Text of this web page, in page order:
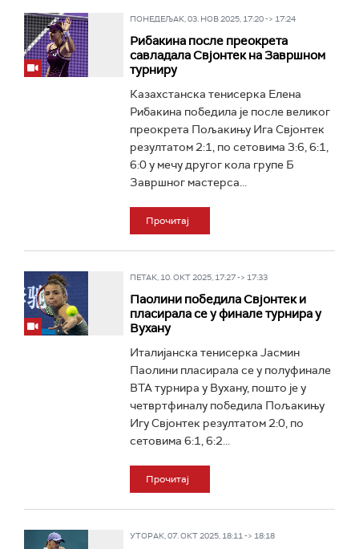
ПОНЕДЕЉАК, 03. НОВ 2025, 17:20 -> 17:24
Рибакина после преокрета
савладала Свјонтек на Завршном
турниру
Казахстанска тенисерка Елена
Рибакина победила је после великог
преокрета Пољакињу Ига Свјонтек
резултатом 2:1, по сетовима 3:6, 6:1,
6:0 у мечу другог кола групе Б
Завршног мастерса...
Прочитај
ПЕТАК, 10. ОКТ 2025, 17:27 -> 17:33
Паолини победила Свјонтек и
пласирала се у финале турнира у
Вухану
Италијанска тенисерка Јасмин
Паолини пласирала се у полуфинале
ВТА турнира у Вухану, пошто је у
четвртфиналу победила Пољакињу
Игу Свјонтек резултатом 2:0, по
сетовима 6:1, 6:2...
Прочитај
УТОРАК, 07. ОКТ 2025, 18:11 -> 18:18